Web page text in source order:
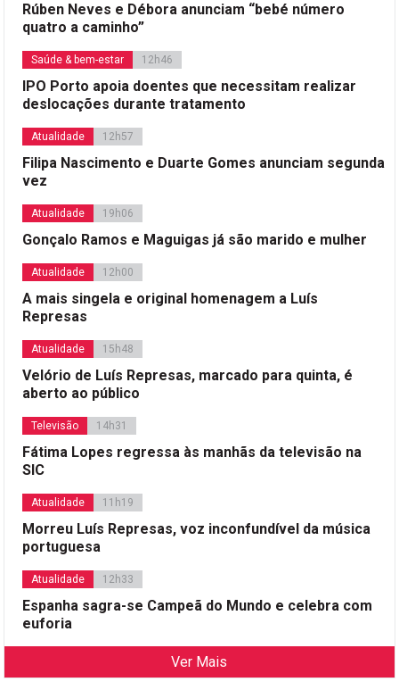
Rúben Neves e Débora anunciam “bebé número
quatro a caminho”
Saúde & bem-estar 12h46
IPO Porto apoia doentes que necessitam realizar
deslocações durante tratamento
Atualidade 12h57
Filipa Nascimento e Duarte Gomes anunciam segunda
vez
Atualidade 19h06
Gonçalo Ramos e Maguigas já são marido e mulher
Atualidade 12h00
A mais singela e original homenagem a Luís
Represas
Atualidade 15h48
Velório de Luís Represas, marcado para quinta, é
aberto ao público
Televisão 14h31
Fátima Lopes regressa às manhãs da televisão na
SIC
Atualidade 11h19
Morreu Luís Represas, voz inconfundível da música
portuguesa
Atualidade 12h33
Espanha sagra-se Campeã do Mundo e celebra com
euforia
Ver Mais